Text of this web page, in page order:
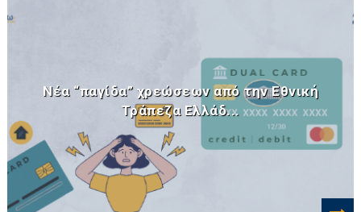
Νέα “παγίδα” χρεώσεων από την Εθνική
Τράπεζα Ελλάδ...